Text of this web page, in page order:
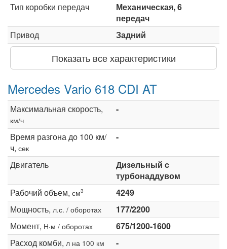
Тип коробки передач
Механическая, 6
передач
Привод
Задний
Показать все характеристики
Mercedes Vario 618 CDI AT
Максимальная скорость,
км/ч
-
Время разгона до 100 км/
ч, сек
-
Двигатель
Дизельный c
турбонаддувом
Рабочий объем, см3
4249
Мощность, л.с. / оборотах
177/2200
Момент, Н·м / оборотах
675/1200-1600
Расход комби, л на 100 км
-